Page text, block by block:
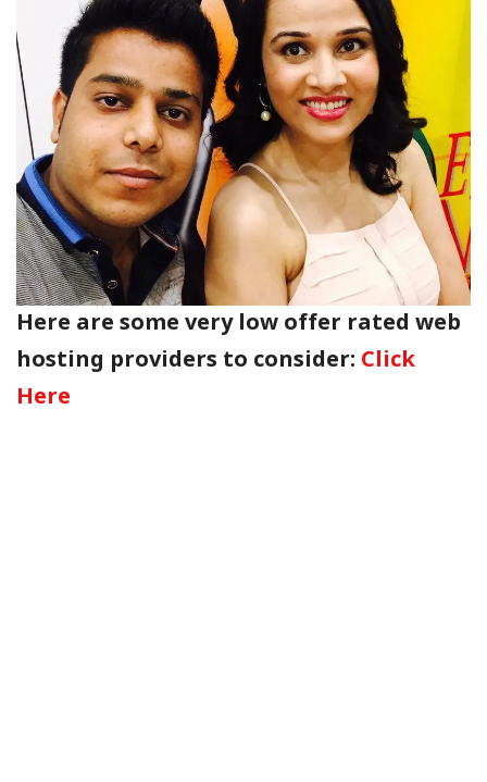
Here are some very low offer rated web
hosting providers to consider: Click
Here